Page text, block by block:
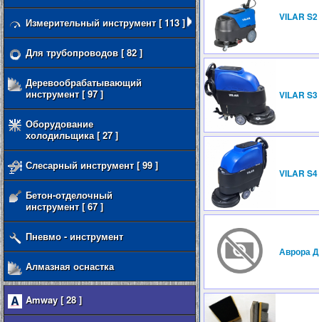
Измерительный инструмент [ 113 ]
Для трубопроводов [ 82 ]
Деревообрабатывающий
инструмент [ 97 ]
Оборудование
холодильщика [ 27 ]
Слесарный инструмент [ 99 ]
Бетон-отделочный
инструмент [ 67 ]
Пневмо - инструмент
Алмазная оснастка
Amway [ 28 ]
VILAR S2
VILAR S3
VILAR S4
Аврора